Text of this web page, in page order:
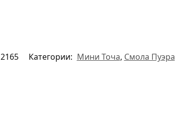
2165 Категории: Мини Точа, Смола Пуэра